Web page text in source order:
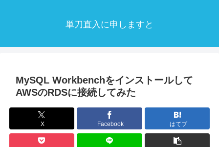
単刀直入に申しますと
MySQL Workbenchをインストールして
AWSのRDSに接続してみた
X Facebook はてブ